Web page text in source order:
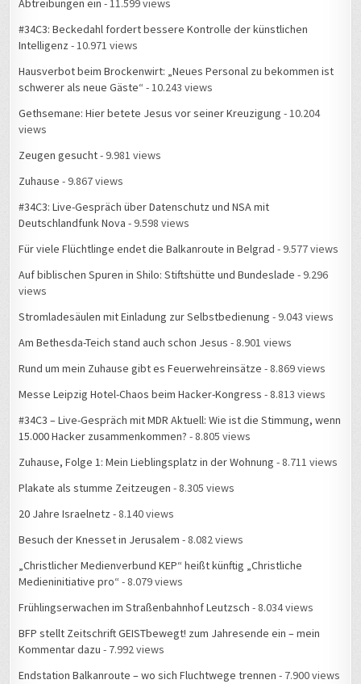
Abtreibungen ein - 11.599 views
#34C3: Beckedahl fordert bessere Kontrolle der künstlichen
Intelligenz - 10.971 views
Hausverbot beim Brockenwirt: „Neues Personal zu bekommen ist
schwerer als neue Gäste“ - 10.243 views
Gethsemane: Hier betete Jesus vor seiner Kreuzigung - 10.204
views
Zeugen gesucht- 9.981 views
Zuhause - 9.867 views
#34C3: Live-Gespräch über Datenschutz und NSA mit
Deutschlandfunk Nova - 9.598 views
Für viele Flüchtlinge endet die Balkanroute in Belgrad - 9.577 views
Auf biblischen Spuren in Shilo: Stiftshütte und Bundeslade - 9.296
views
Stromladesäulen mit Einladung zur Selbstbedienung - 9.043 views
Am Bethesda-Teich stand auch schon Jesus - 8.901 views
Rund um mein Zuhause gibt es Feuerwehreinsätze - 8.869 views
Messe Leipzig Hotel-Chaos beim Hacker-Kongress - 8.813 views
#34C3 – Live-Gespräch mit MDR Aktuell: Wie ist die Stimmung, wenn
15.000 Hacker zusammenkommen? - 8.805 views
Zuhause, Folge 1: Mein Lieblingsplatz in der Wohnung - 8.711 views
Plakate als stumme Zeitzeugen - 8.305 views
20 Jahre Israelnetz - 8.140 views
Besuch der Knesset in Jerusalem - 8.082 views
„Christlicher Medienverbund KEP“ heißt künftig „Christliche
Medieninitiative pro“ - 8.079 views
Frühlingserwachen im Straßenbahnhof Leutzsch - 8.034 views
BFP stellt Zeitschrift GEISTbewegt! zum Jahresende ein – mein
Kommentar dazu - 7.992 views
Endstation Balkanroute – wo sich Fluchtwege trennen - 7.900 views